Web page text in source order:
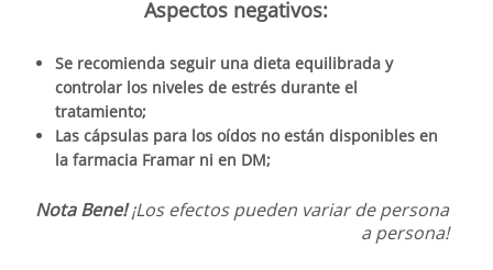
Aspectos negativos:
Se recomienda seguir una dieta equilibrada y
controlar los niveles de estrés durante el
tratamiento;
Las cápsulas para los oídos no están disponibles en
la farmacia Framar ni en DM;
Nota Bene!¡Los efectos pueden variar de persona
a persona!